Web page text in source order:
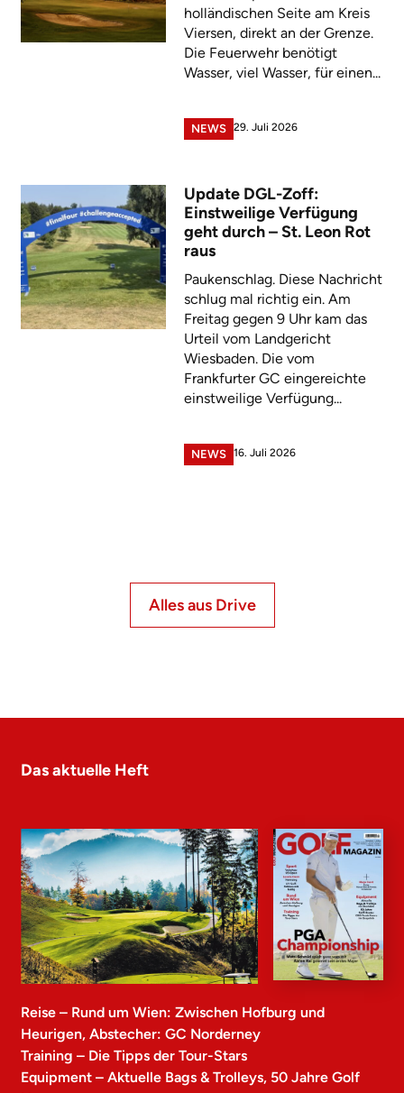
holländischen Seite am Kreis
Viersen, direkt an der Grenze.
Die Feuerwehr benötigt
Wasser, viel Wasser, für einen...
NEWS 29. Juli 2026
Update DGL-Zoff:
Einstweilige Verfügung
geht durch – St. Leon Rot
raus
Paukenschlag. Diese Nachricht
schlug mal richtig ein. Am
Freitag gegen 9 Uhr kam das
Urteil vom Landgericht
Wiesbaden. Die vom
Frankfurter GC eingereichte
einstweilige Verfügung...
NEWS 16. Juli 2026
Alles aus Drive
Das aktuelle Heft
Reise – Rund um Wien: Zwischen Hofburg und
Heurigen, Abstecher: GC Norderney
Training – Die Tipps der Tour-Stars
Equipment – Aktuelle Bags & Trolleys, 50 Jahre Golf